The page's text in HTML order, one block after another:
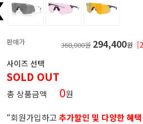
판매가 368,000원 294,400원
사이즈 선택
SOLD OUT
총 상품금액 0원
“회원가입하고 추가할인 및 다양한 혜택